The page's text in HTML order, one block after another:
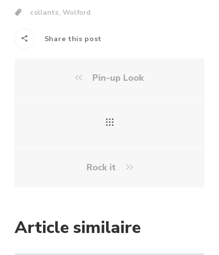
collants, Wolford
Share this post
Pin-up Look
Rock it
Article similaire